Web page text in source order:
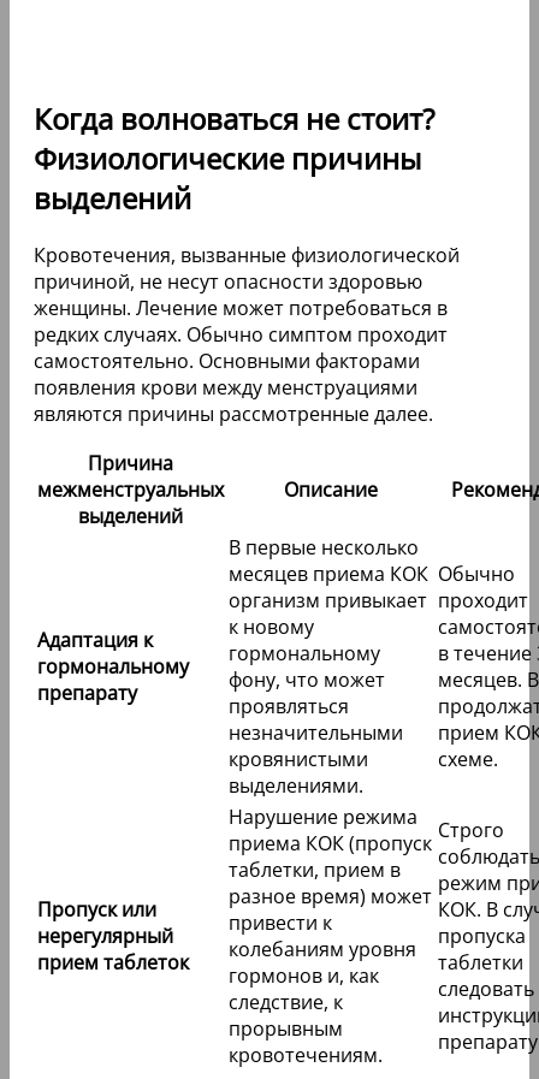
Когда волноваться не стоит?
Физиологические причины
выделений
Кровотечения, вызванные физиологической
причиной, не несут опасности здоровью
женщины. Лечение может потребоваться в
редких случаях. Обычно симптом проходит
самостоятельно. Основными факторами
появления крови между менструациями
являются причины рассмотренные далее.
Причина
межменструальных
выделений
Описание
Адаптация к
гормональному
препарату
В первые несколько
месяцев приема КОК
организм привыкает
к новому
гормональному
фону, что может
проявляться
незначительными
кровянистыми
выделениями.
Обычно
проходит
в течение
месяцев.
прием
схеме.
Пропуск или
нерегулярный
прием таблеток
Нарушение режима
приема КОК (пропуск
таблетки, прием в
разное время) может
привести к
колебаниям уровня
гормонов и, как
следствие, к
прорывным
кровотечениям.
Строго
соблюдать
режим
КОК. В
пропуска
таблетки
следовать